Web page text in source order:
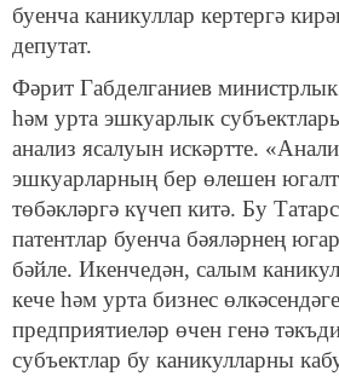
буенча каникуллар кертергә
депутат.
Фәрит Габделганиев
һәм урта эшкуарлык
анализ ясалуын искәртте.
эшкуарларның бер өлешен
төбәкләргә күчеп китә. Бу
патентлар буенча бәяләрнең
бәйле. Икенчедән, салым
кече һәм урта бизнес
предприятиеләр өчен генә
субъектлар бу каникулларны